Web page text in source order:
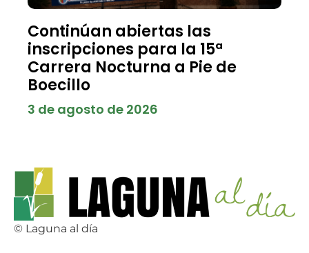
Continúan abiertas las
inscripciones para la 15ª
Carrera Nocturna a Pie de
Boecillo
3 de agosto de 2026
© Laguna al día